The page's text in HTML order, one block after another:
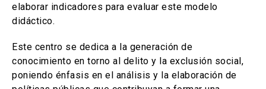
elaborar indicadores para evaluar este modelo
didáctico.
Este centro se dedica a la generación de
conocimiento en torno al delito y la exclusión social,
poniendo énfasis en el análisis y la elaboración de